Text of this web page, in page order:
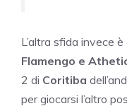
L’altra sfida invece
Flamengo e
2 di Coritiba
per giocarsi l’altro